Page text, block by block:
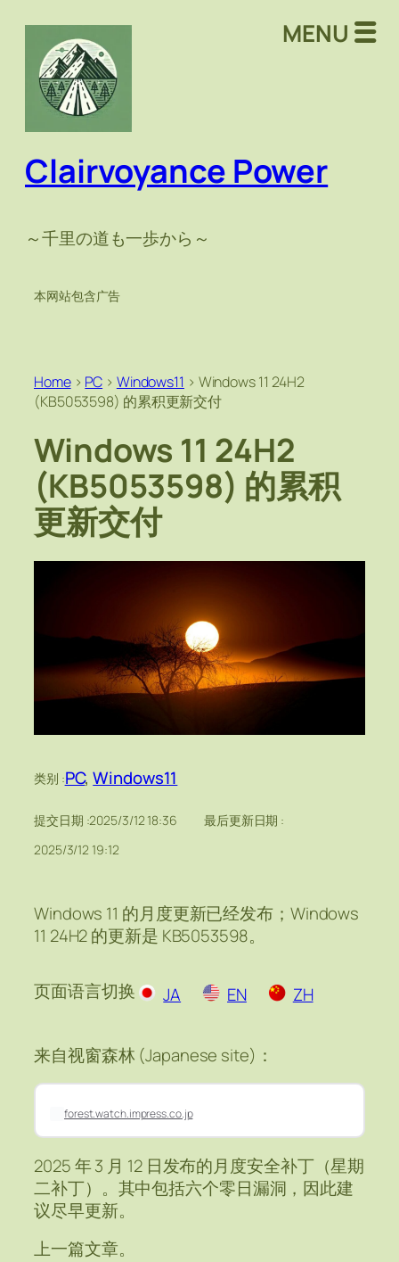
Clairvoyance Power
～千里の道も一歩から～
本网站包含广告
Home> PC > Windows11 > Windows 11 24H2
(KB5053598) 的累积更新交付
Windows 11 24H2
(KB5053598) 的累积
更新交付
类别 :PC, Windows11
提交日期 :2025/3/12 18:36
最后更新日期 :
2025/3/12 19:12
Windows 11 的月度更新已经发布；Windows
11 24H2 的更新是 KB5053598。
页面语言切换 EN
JA ZH
来自视窗森林 (Japanese site)：
forest.watch.impress.co.jp
2025 年 3 月 12 日发布的月度安全补丁（星期
二补丁）。其中包括六个零日漏洞，因此建
议尽早更新。
上一篇文章。
MENU